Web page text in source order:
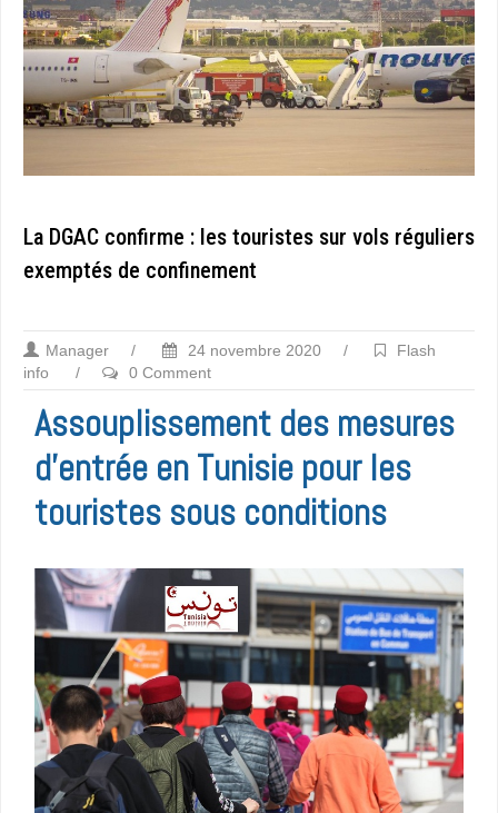
La DGAC confirme : les touristes sur vols réguliers
exemptés de confinement
Manager / 24 novembre 2020 /
Flash
info
/ 0 Comment
Assouplissement des mesures
d’entrée en Tunisie pour les
touristes sous conditions